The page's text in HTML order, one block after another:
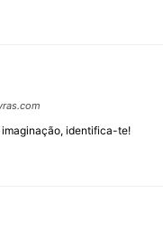
imaginação, identifica-te!